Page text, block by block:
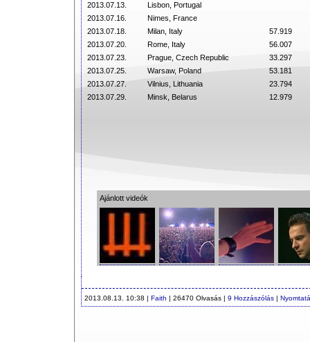
2013.07.13.
Lisbon, Portugal
2013.07.16.
Nimes, France
2013.07.18.
Milan, Italy
57.919
2013.07.20.
Rome, Italy
56.007
2013.07.23.
Prague, Czech Republic
33.297
2013.07.25.
Warsaw, Poland
53.181
2013.07.27.
Vilnius, Lithuania
23.794
2013.07.29.
Minsk, Belarus 12.979
Ajánlott videók
2013.08.13. 10:38 | Faith | 26470 Olvasás | 9 Hozzászólás |